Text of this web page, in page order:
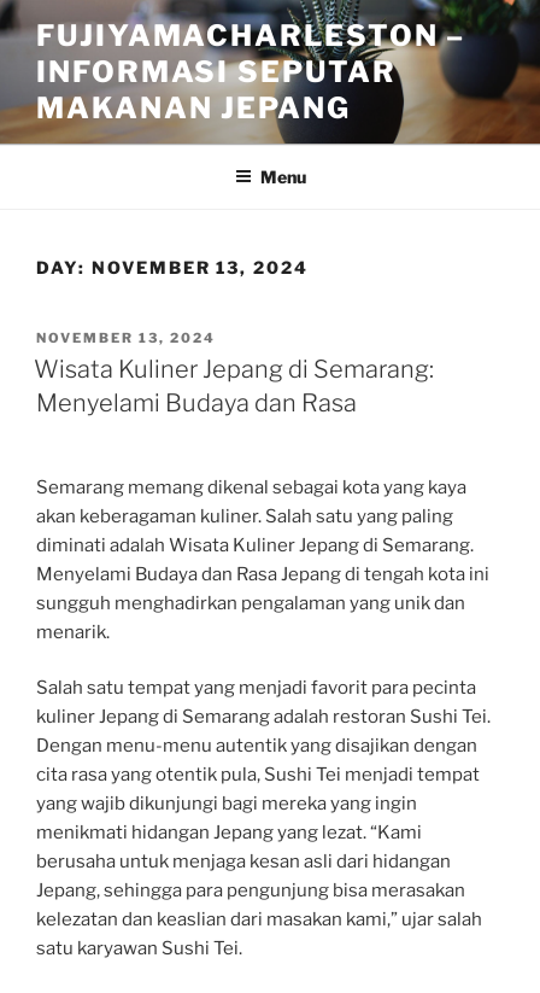
Skip
to
content
FUJIYAMACHARLESTON –
INFORMASI SEPUTAR
MAKANAN JEPANG
Menu
DAY: NOVEMBER 13, 2024
POSTED
ON
NOVEMBER 13, 2024
Wisata Kuliner Jepang di Semarang:
Menyelami Budaya dan Rasa
Semarang memang dikenal sebagai kota yang kaya
akan keberagaman kuliner. Salah satu yang paling
diminati adalah Wisata Kuliner Jepang di Semarang.
Menyelami Budaya dan Rasa Jepang di tengah kota ini
sungguh menghadirkan pengalaman yang unik dan
menarik.
Salah satu tempat yang menjadi favorit para pecinta
kuliner Jepang di Semarang adalah restoran Sushi Tei.
Dengan menu-menu autentik yang disajikan dengan
cita rasa yang otentik pula, Sushi Tei menjadi tempat
yang wajib dikunjungi bagi mereka yang ingin
menikmati hidangan Jepang yang lezat. “Kami
berusaha untuk menjaga kesan asli dari hidangan
Jepang, sehingga para pengunjung bisa merasakan
kelezatan dan keaslian dari masakan kami,” ujar salah
satu karyawan Sushi Tei.